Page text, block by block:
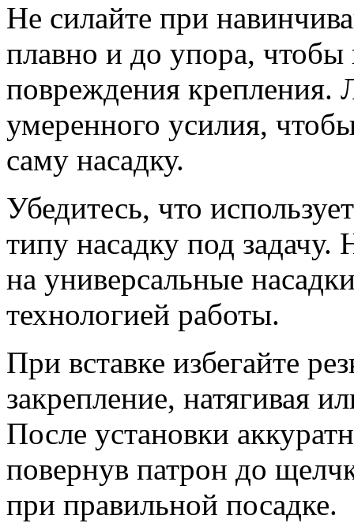
Не силайте при
плавно и до упора, чтобы
повреждения крепления.
умеренного усилия,
саму насадку.
Убедитесь, что
типу насадку под задачу.
на универсальные
технологией работы.
При вставке избегайте
закрепление, натягивая
После установки
повернув патрон до
при правильной посадке.